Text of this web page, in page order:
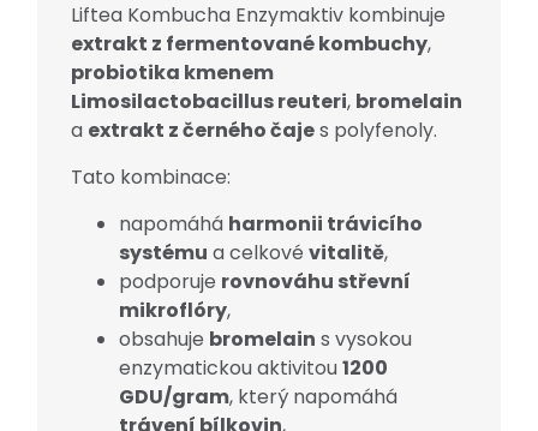
Liftea Kombucha Enzymaktiv kombinuje
extrakt z fermentované kombuchy,
probiotika kmenem
Limosilactobacillus reuteri, bromelain
a extrakt z černého čajes polyfenoly.
Tato kombinace:
napomáhá harmonii trávicího
systému a celkové vitalitě,
podporuje rovnováhu střevní
mikroflóry,
obsahuje bromelain s vysokou
enzymatickou aktivitou1200
GDU/gram, který napomáhá